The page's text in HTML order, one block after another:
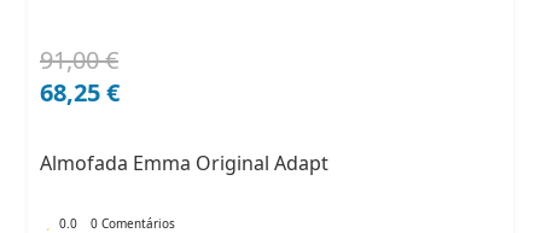
91,00€
O
preço
91,00 €.
68,25€
O
preço
68,25 €.
Almofada Emma Original Adapt
0.0 0 Comentários